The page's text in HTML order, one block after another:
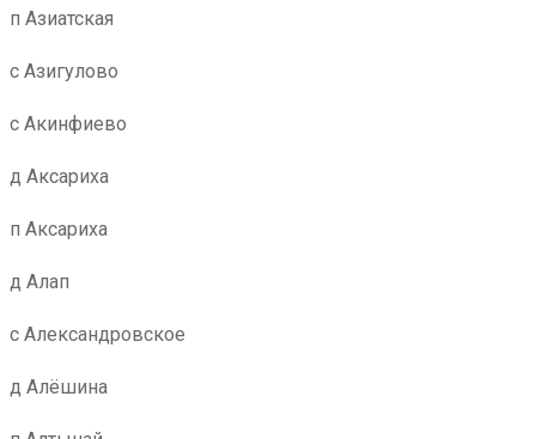
п Азиатская
с Азигулово
с Акинфиево
д Аксариха
п Аксариха
д Алап
с Александровское
д Алёшина